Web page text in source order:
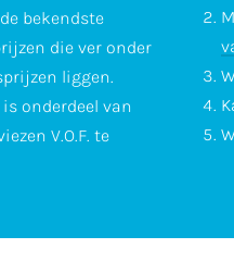
bekendste
die ver onder
liggen.
onderdeel van
V.O.F. te